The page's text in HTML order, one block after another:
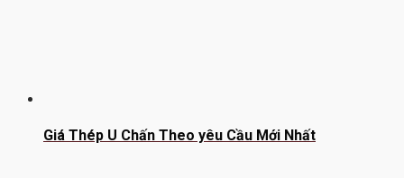
Giá Thép U Chấn Theo yêu Cầu Mới Nhất